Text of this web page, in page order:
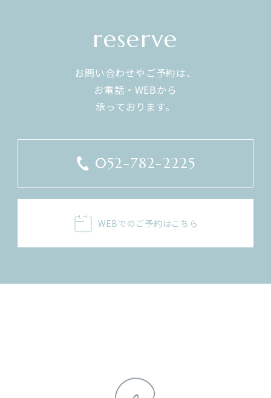
reserve
お問い合わせやご予約は、
お電話・WEBから
​​​​​​​承っております。
052-782-2225
WEBでのご予約はこちら